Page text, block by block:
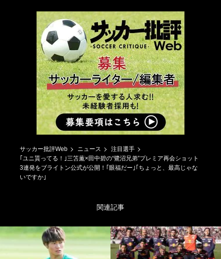
サッカー批評Web ニュース
注目選手
｢ユニ貰ってる！｣三笘薫×田中碧の“鷺沼兄弟”プレミア再会ショット
3連発をブライトン公式が公開！｢眼福だー｣｢ちょっと、最高じゃな
いですか｣
関連記事